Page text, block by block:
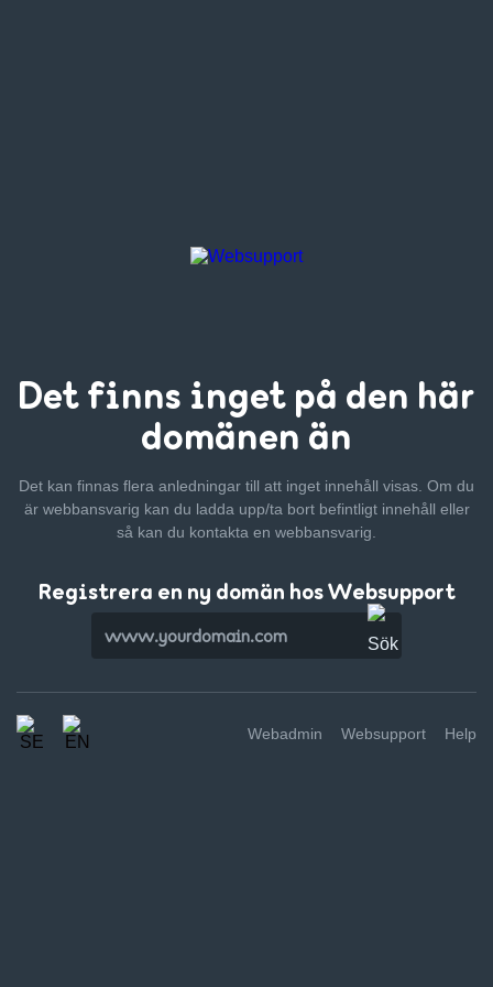
Det finns inget på den här
domänen än
Det kan finnas flera anledningar till att inget innehåll visas. Om du
är webbansvarig kan du ladda upp/ta bort befintligt innehåll eller
så kan du kontakta en webbansvarig.
Registrera en ny domän hos Websupport
Webadmin Websupport Help